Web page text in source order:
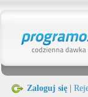
Zaloguj się